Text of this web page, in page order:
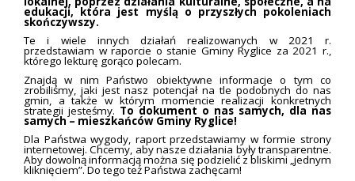
edukacji, która jest myślą o przyszłych pokoleniach
skończywszy.
Te i wiele innych działań realizowanych w 2021 r.
przedstawiam w raporcie o stanie Gminy Ryglice za 2021 r.,
którego lekturę gorąco polecam.
Znajdą w nim Państwo obiektywne informacje o tym co
zrobiliśmy, jaki jest nasz potencjał na tle podobnych do nas
gmin, a także w którym momencie realizacji konkretnych
strategii jesteśmy. To dokument o nas samych, dla nas
samych – mieszkańców Gminy Ryglice!
Dla Państwa wygody, raport przedstawiamy w formie strony
internetowej. Chcemy, aby nasze działania były transparentne.
Aby dowolną informacją można się podzielić z bliskimi „jednym
kliknięciem”. Do tego też Państwa zachęcam!